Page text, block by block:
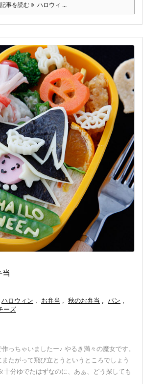
記事を読む ハロウィ ...
ハロウィン , お弁当 , 秋のお弁当 , パン ,
ーズ
っちゃいましたー♪ やるき満々の魔女です。
たがって飛び立とうというところでしょう
十分ゆでたはずなのに、あぁ、どう探しても